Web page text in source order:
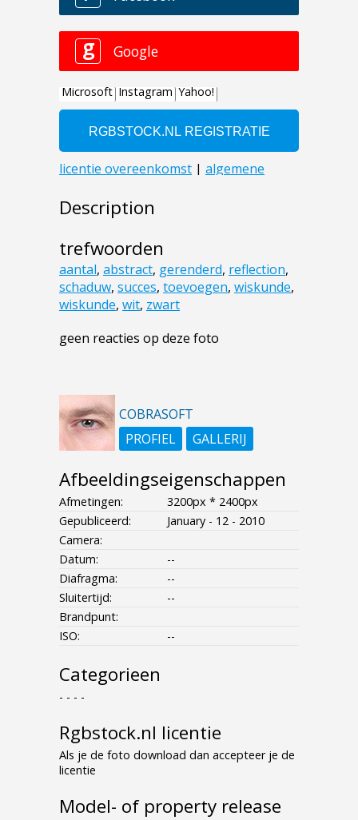
Description
trefwoorden
aantal, abstract, gerenderd, reflection,
schaduw, succes, toevoegen, wiskunde,
wiskunde, wit, zwart
geen reacties op deze foto
COBRASOFT
PROFIEL
GALLERIJ
Afbeeldingseigenschappen
Afmetingen:
3200px * 2400px
Gepubliceerd:
January - 12 - 2010
Camera:
Datum:
--
Diafragma:
--
Sluitertijd:
--
Brandpunt:
ISO:
--
Categorieen
- - - -
Rgbstock.nl licentie
Als je de foto download dan accepteer je de
licentie
Model- of property release